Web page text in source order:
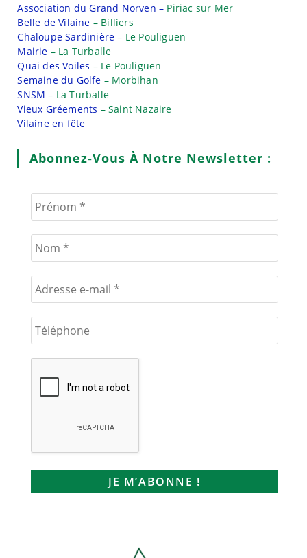
Association du Grand Norven – Piriac sur Mer
Belle de Vilaine – Billiers
Chaloupe Sardinière – Le Pouliguen
Mairie – La Turballe
Quai des Voiles – Le Pouliguen
Semaine du Golfe – Morbihan
SNSM – La Turballe
Vieux Gréements – Saint Nazaire
Vilaine en fête
Abonnez-Vous À Notre Newsletter :